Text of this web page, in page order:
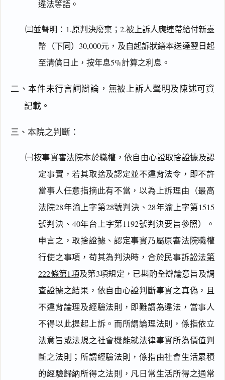
違法等語。
㈢並聲明：1.原判決廢棄；2.被上訴人應連帶給付新臺
幣（下同）30,000元，及自起訴狀繕本送達翌日起
至清償日止，按年息5%計算之利息。
二、本件未行言詞辯論，無被上訴人聲明及陳述可資
記載。
三、本院之判斷：
㈠按事實審法院本於職權，依自由心證取捨證據及認
定事實，若其取捨及認定並不違背法令，即不許
當事人任意指摘此有不當，以為上訴理由（最高
法院28年渝上字第28號判決、28年渝上字第1515
號判決、40年台上字第1192號判決要旨參照）。
申言之，取捨證據、認定事實乃屬原審法院職權
行使之事項，苟其為判決時，合於民事訴訟法第
222條第1項及第3項規定，已斟酌全辯論意旨及調
查證據之結果，依自由心證判斷事實之真偽，且
不違背論理及經驗法則，即難謂為違法，當事人
不得以此提起上訴。而所謂論理法則，係指依立
法意旨或法規之社會機能就法律事實所為價值判
斷之法則；所謂經驗法則，係指由社會生活累積
的經驗歸納所得之法則，凡日常生活所得之通常